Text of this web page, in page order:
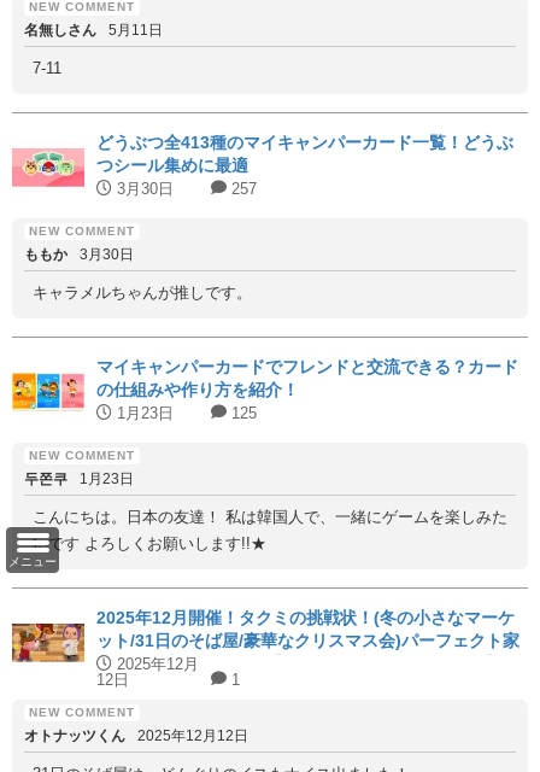
メニュー
名無しさん 5月11日
7-11
どうぶつ全413種のマイキャンパーカード一覧！どうぶ
つシール集めに最適
3月30日 257
ももか 3月30日
キャラメルちゃんが推しです。
マイキャンパーカードでフレンドと交流できる？カード
の仕組みや作り方を紹介！
1月23日 125
두쫀쿠 1月23日
こんにちは。日本の友達！ 私は韓国人で、一緒にゲームを楽しみた
いです よろしくお願いします!!★
2025年12月開催！タクミの挑戦状！(冬の小さなマーケ
ット/31日のそば屋/豪華なクリスマス会)パーフェクト家
具と代用家具を紹介！【ハッピーホームアカデミー】
2025年12月
12日
1
オトナッツくん 2025年12月12日